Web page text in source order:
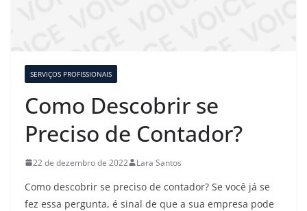
SERVIÇOS PROFISSIONAIS
Como Descobrir se
Preciso de Contador?
22 de dezembro de 2022 Lara Santos
Como descobrir se preciso de contador? Se você já se
fez essa pergunta, é sinal de que a sua empresa pode